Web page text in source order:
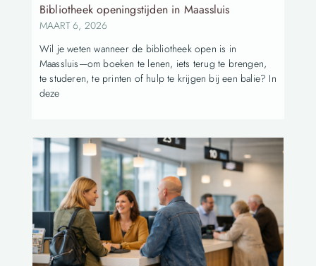
Bibliotheek openingstijden in Maassluis
MAART 6, 2026
Wil je weten wanneer de bibliotheek open is in
Maassluis—om boeken te lenen, iets terug te brengen,
te studeren, te printen of hulp te krijgen bij een balie? In
deze